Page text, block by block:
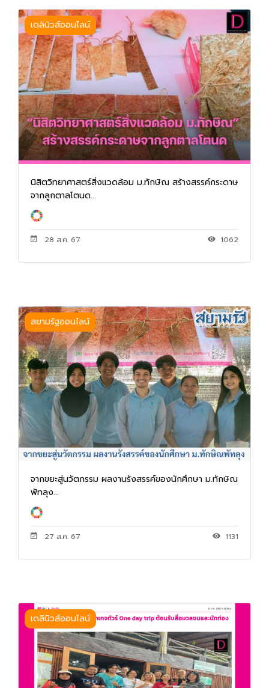
เดลินิวส์ออนไลน์
นิสิตวิทยาศาสตร์สิ่งแวดล้อม ม.ทักษิณ สร้างสรรค์กระดาษ
จากลูกตาลโตนด...
28 ส.ค. 67 1062
สยามรัฐออนไลน์
จากขยะสู่นวัตกรรม ผลงานรังสรรค์ของนักศึกษา ม.ทักษิณ
พัทลุง...
27 ส.ค. 67 1131
เดลินิวส์ออนไลน์